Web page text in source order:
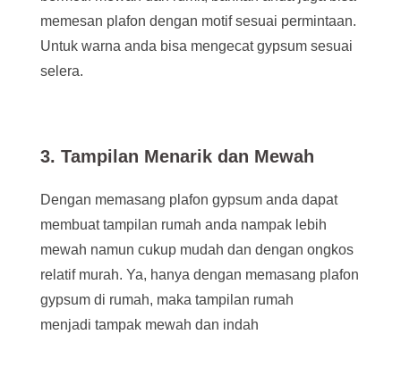
memesan plafon dengan motif sesuai permintaan.
Untuk warna anda bisa mengecat gypsum sesuai
selera.
3. Tampilan Menarik dan Mewah
Dengan memasang plafon gypsum anda dapat
membuat tampilan rumah anda nampak lebih
mewah namun cukup mudah dan dengan ongkos
relatif murah. Ya, hanya dengan memasang plafon
gypsum di rumah, maka tampilan rumah
menjadi tampak mewah dan indah